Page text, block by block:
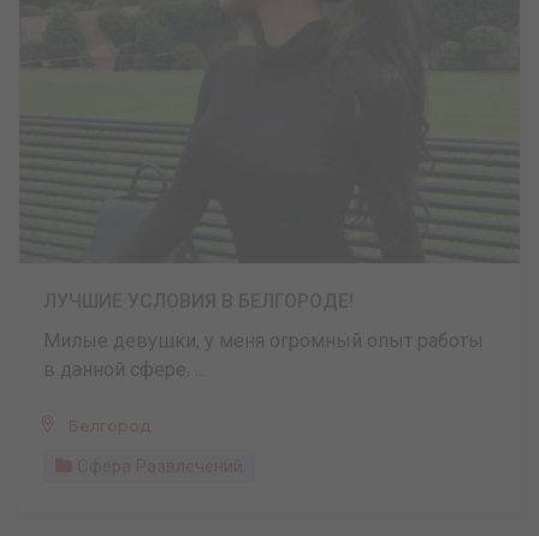
Милые девушки, у меня огромный опыт работы
в данной сфере. ...
Белгород
Сфера Развлечений